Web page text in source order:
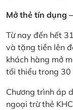
Mở thẻ tín dụng
Từ nay đến hết
và tặng tiền lên
khách hàng mở
tối thiểu trong
Chương trình áp
ngoại trừ thẻ